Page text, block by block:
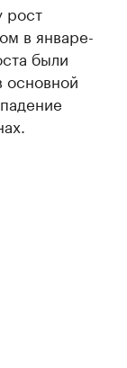
рост
в январе-
были
основной